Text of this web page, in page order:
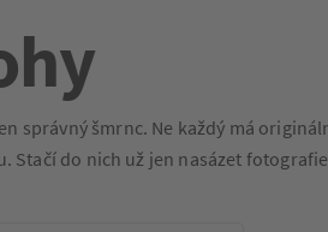
správný šmrnc. Ne každý má
do nich už jen nasázet